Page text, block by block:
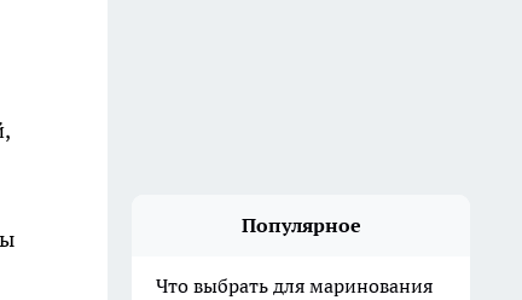
Популярное
Что выбрать для маринования